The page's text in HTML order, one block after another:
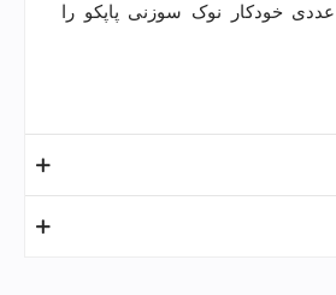
حالا ظرف ۵۰ عددی خودکار نوک سوزنی پاپکو را